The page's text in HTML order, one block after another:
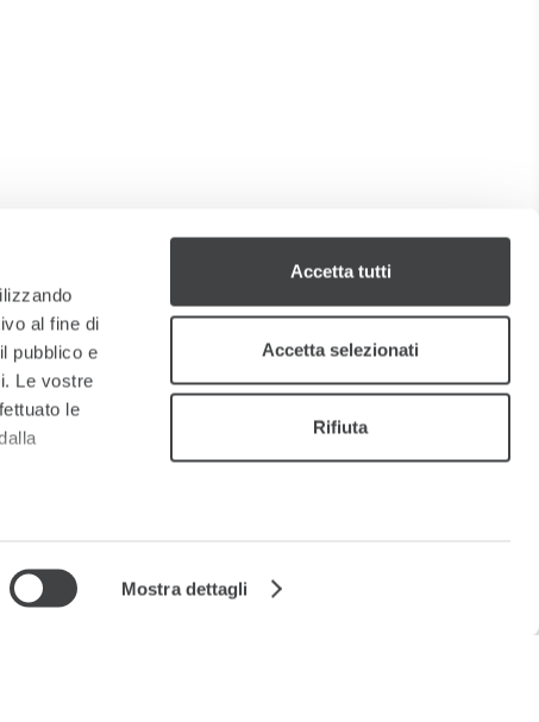
al fine di
pubblico e
Le vostre
le
media e
Mostra dettagli
Accetta tutti
Accetta selezionati
Rifiuta